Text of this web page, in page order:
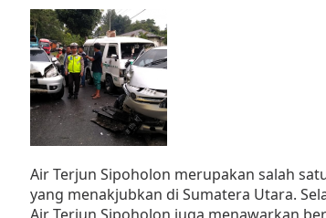
Air Terjun Sipoholon merupakan salah
yang menakjubkan di Sumatera Utara.